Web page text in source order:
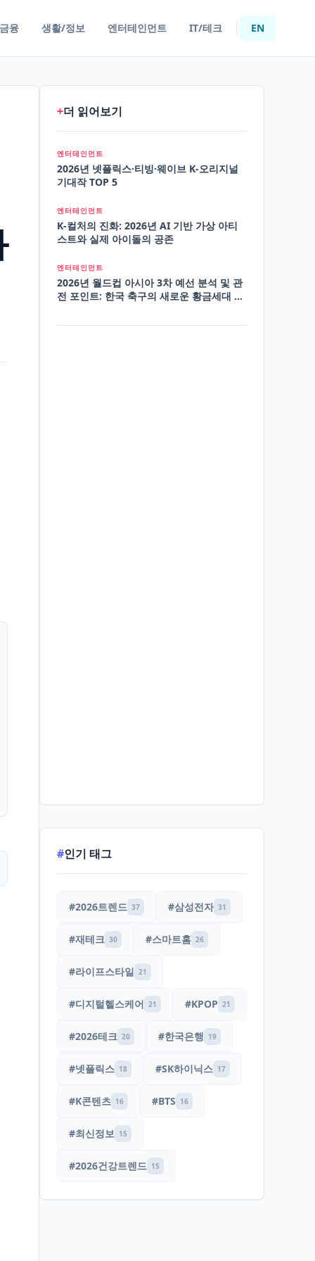
융 생활/정보 엔터테인먼트 IT/테크 EN
+더 읽어보기
엔터테인먼트
2026년 넷플릭스·티빙·웨이브 K-오리지널
기대작 TOP 5
엔터테인먼트
K-컬처의 진화: 2026년 AI 기반 가상 아티
스트와 실제 아이돌의 공존
엔터테인먼트
2026년 월드컵 아시아 3차 예선 분석 및 관
전 포인트: 한국 축구의 새로운 황금세대 격
#인기 태그
#2026트렌드 37 #삼성전자 31
#재테크 30 #스마트홈 26
#라이프스타일 21
#디지털헬스케어 21 #KPOP 21
#2026테크 20 #한국은행 19
#넷플릭스 18 #SK하이닉스 17
#K콘텐츠 16 #BTS 16
#최신정보 15
#2026건강트렌드 15